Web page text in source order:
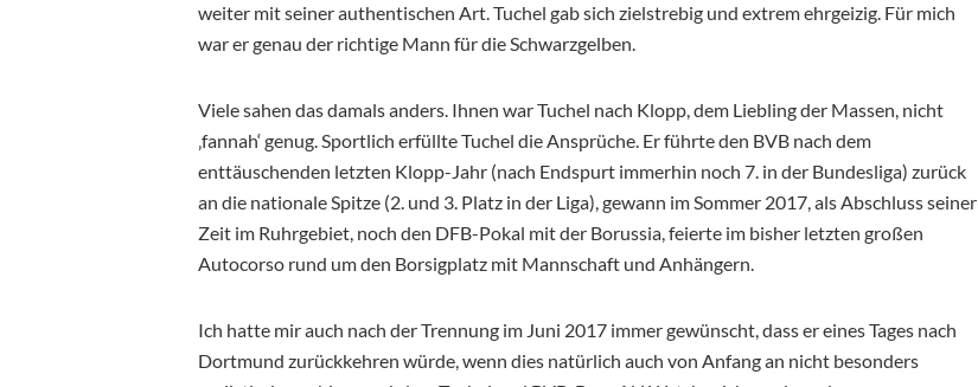
weiter mit seiner authentischen Art. Tuchel gab sich zielstrebig und extrem ehrgeizig. Für mich
war er genau der richtige Mann für die Schwarzgelben.
Viele sahen das damals anders. Ihnen war Tuchel nach Klopp, dem Liebling der Massen, nicht
‚fannah‘ genug. Sportlich erfüllte Tuchel die Ansprüche. Er führte den BVB nach dem
enttäuschenden letzten Klopp-Jahr (nach Endspurt immerhin noch 7. in der Bundesliga) zurück
an die nationale Spitze (2. und 3. Platz in der Liga), gewann im Sommer 2017, als Abschluss seiner
Zeit im Ruhrgebiet, noch den DFB-Pokal mit der Borussia, feierte im bisher letzten großen
Autocorso rund um den Borsigplatz mit Mannschaft und Anhängern.
Ich hatte mir auch nach der Trennung im Juni 2017 immer gewünscht, dass er eines Tages nach
Dortmund zurückkehren würde, wenn dies natürlich auch von Anfang an nicht besonders